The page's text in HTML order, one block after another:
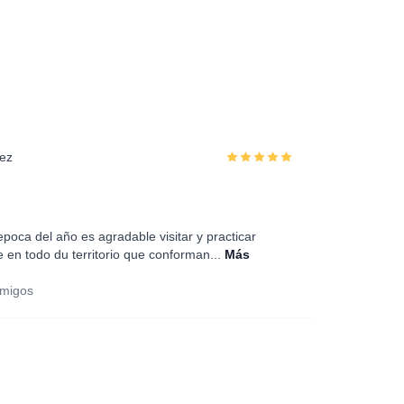
del año es agradable visitar y practicar
todo du territorio que conforman...
Más